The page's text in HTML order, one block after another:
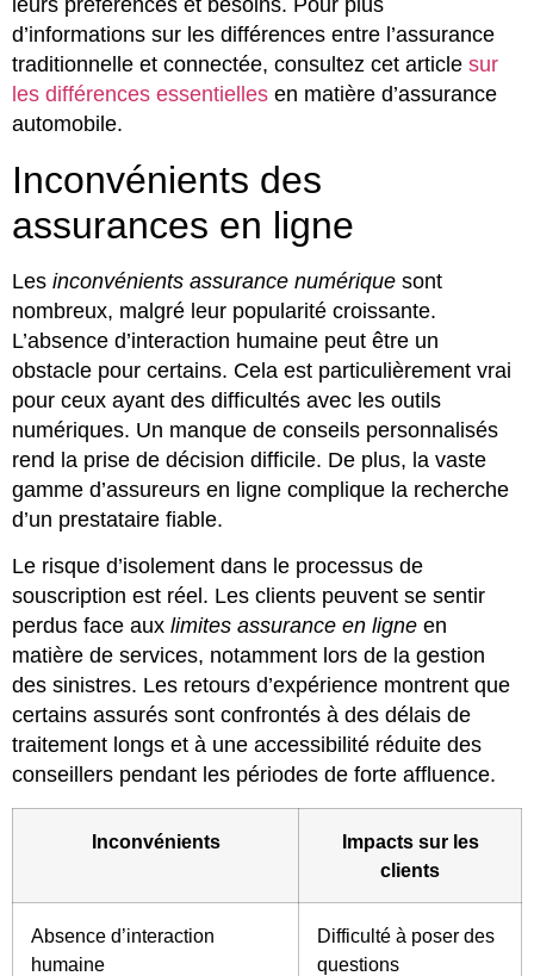
leurs préférences et besoins. Pour plus
d’informations sur les différences entre l’assurance
traditionnelle et connectée, consultez cet article sur
les différences essentielles en matière d’assurance
automobile.
Inconvénients des
assurances en ligne
Les inconvénients assurance numérique sont
nombreux, malgré leur popularité croissante.
L’absence d’interaction humaine peut être un
obstacle pour certains. Cela est particulièrement vrai
pour ceux ayant des difficultés avec les outils
numériques. Un manque de conseils personnalisés
rend la prise de décision difficile. De plus, la vaste
gamme d’assureurs en ligne complique la recherche
d’un prestataire fiable.
Le risque d’isolement dans le processus de
souscription est réel. Les clients peuvent se sentir
perdus face aux limites assurance en ligne en
matière de services, notamment lors de la gestion
des sinistres. Les retours d’expérience montrent que
certains assurés sont confrontés à des délais de
traitement longs et à une accessibilité réduite des
conseillers pendant les périodes de forte affluence.
Inconvénients
Impacts sur les
clients
Absence d’interaction
humaine
Difficulté à poser des
questions